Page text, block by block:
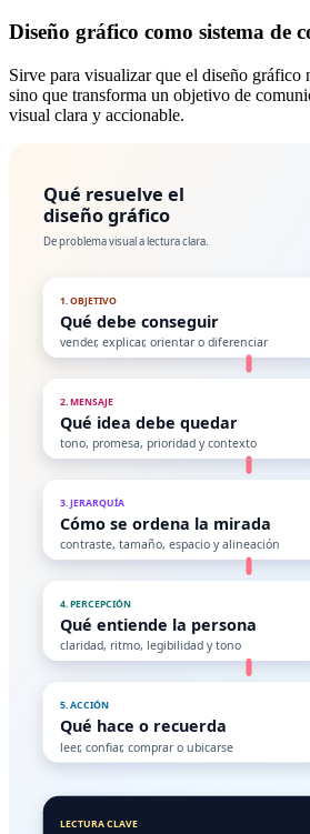
Diseño gráfico como sistema de
Sirve para visualizar que el diseño gráfico
sino que transforma un objetivo de
visual clara y accionable.